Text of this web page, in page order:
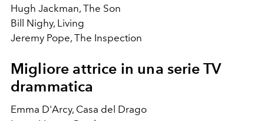
Hugh Jackman, The Son
Bill Nighy, Living
Jeremy Pope, The Inspection
Migliore attrice in una serie TV
drammatica
Emma D'Arcy, Casa del Drago